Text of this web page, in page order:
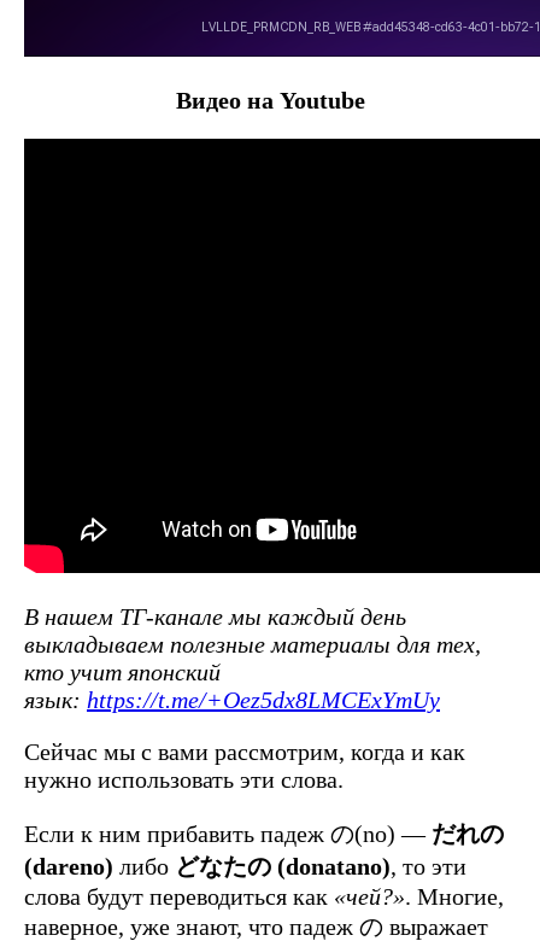
Видео на Youtube
В нашем ТГ-канале мы каждый день
выкладываем полезные материалы для тех,
кто учит японский
язык: https://t.me/+Oez5dx8LMCExYmUy
Сейчас мы с вами рассмотрим, когда и как
нужно использовать эти слова.
Если к ним прибавить падеж の(no) — だれの
(dareno) либо どなたの (donatano), то эти
слова будут переводиться как «чей?». Многие,
наверное, уже знают, что падеж の выражает